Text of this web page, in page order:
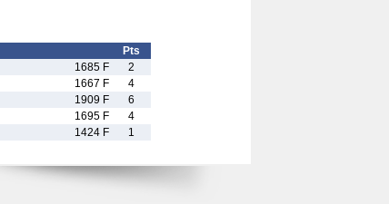
Pts
1685 F
2
1667 F
4
1909 F
6
1695 F
4
1424 F 1